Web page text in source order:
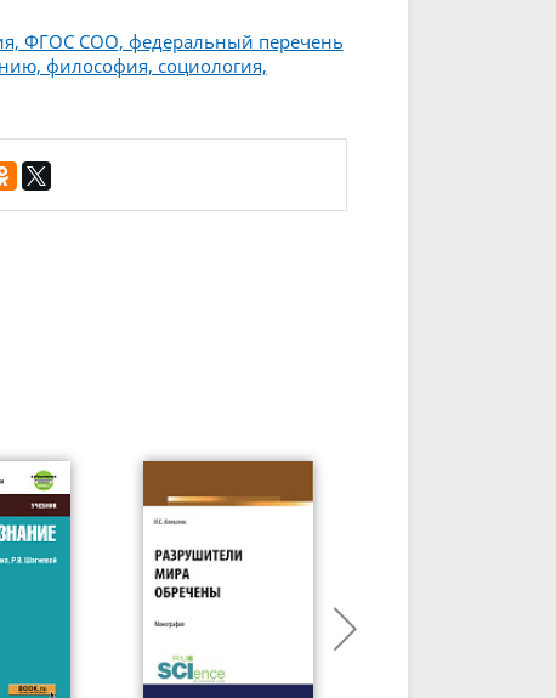
ФГОС СОО, федеральный перечень
философия, социология,